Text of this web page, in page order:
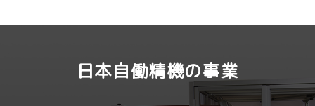
日本自働精機の事業